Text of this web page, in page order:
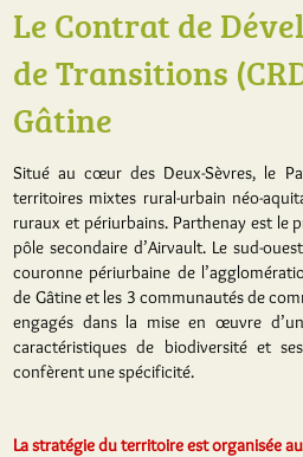
Le Contrat de
de Transitions
Gâtine
Situé au cœur des Deux-Sèvres, le
territoires mixtes rural-urbain néo-
ruraux et périurbains. Parthenay est le
pôle secondaire d’Airvault. Le sud-
couronne périurbaine de
de Gâtine et les 3 communautés de
engagés dans la mise en œuvre
caractéristiques de biodiversité et
confèrent une spécificité.
La stratégie du territoire est organisée